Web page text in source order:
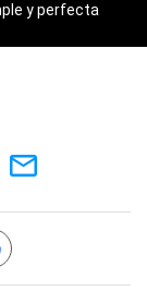
y perfecta